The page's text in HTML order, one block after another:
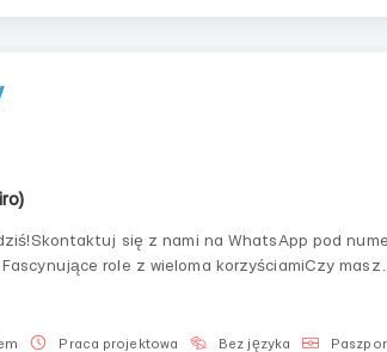
się z nami na WhatsApp pod
role z wieloma korzyściamiCzy masz
Praca projektowa Bez języka